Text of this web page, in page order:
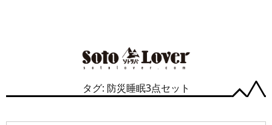
タグ: 防災睡眠3点セット